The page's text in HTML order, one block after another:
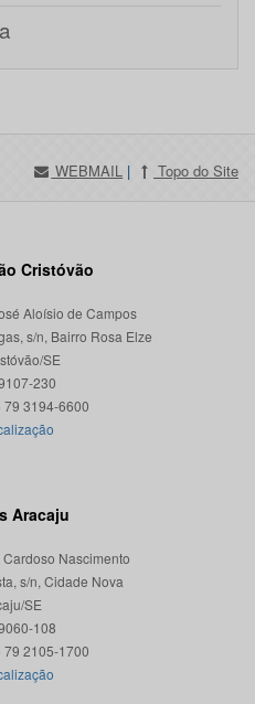
WEBMAIL | Topo do Site
Cristóvão
Aloísio de Campos
s/n, Bairro Rosa Elze
SE
230
Aracaju
Nascimento
s/n, Cidade Nova
SE
108